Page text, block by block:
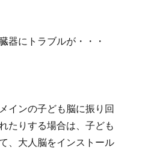
器にトラブルが・・・
インの子ども脳に振り回
たりする場合は、子ども
、大人脳をインストール